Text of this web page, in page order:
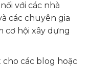
với các nhà
các chuyên gia
cơ hội xây dựng
cho các blog hoặc